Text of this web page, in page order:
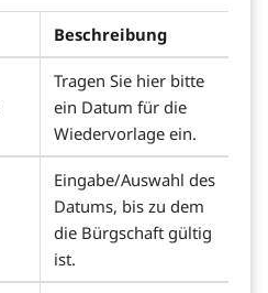
Beschreibung
Tragen Sie hier bitte
ein Datum für die
Wiedervorlage ein.
Eingabe/Auswahl des
Datums, bis zu dem
die Bürgschaft gültig
ist.